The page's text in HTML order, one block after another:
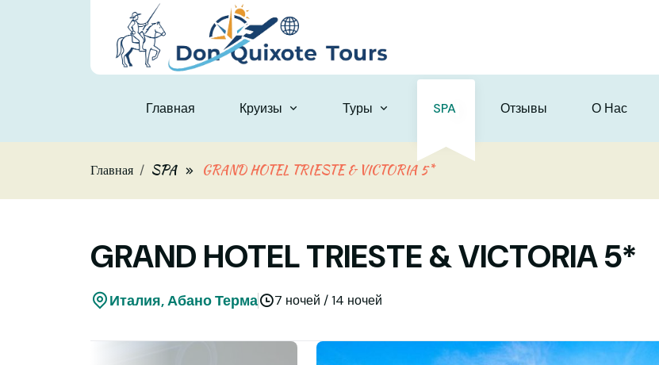
Главная Круизы Туры SPA Отзывы О Нас
Главная SPA GRAND HOTEL TRIESTE & VICTORIA 5*
GRAND HOTEL TRIESTE & VICTORIA 5*
Италия, Абано Терма 7 ночей / 14 ночей